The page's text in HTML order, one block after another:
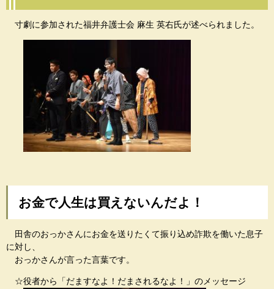
寸劇に参加された福井弁護士会 麻生 英右氏が述べられました。
お金で人生は買えないんだよ！
田舎のおっかさんにお金を送りたくて振り込め詐欺を働いた息子
に対し、
おっかさんが言った言葉です。
☆役者から「だますなよ！だまされるなよ！」のメッセージ